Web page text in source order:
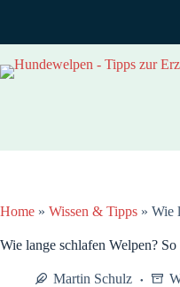
Home » Wissen & Tipps » Wie
Wie lange schlafen Welpen?
Martin Schulz